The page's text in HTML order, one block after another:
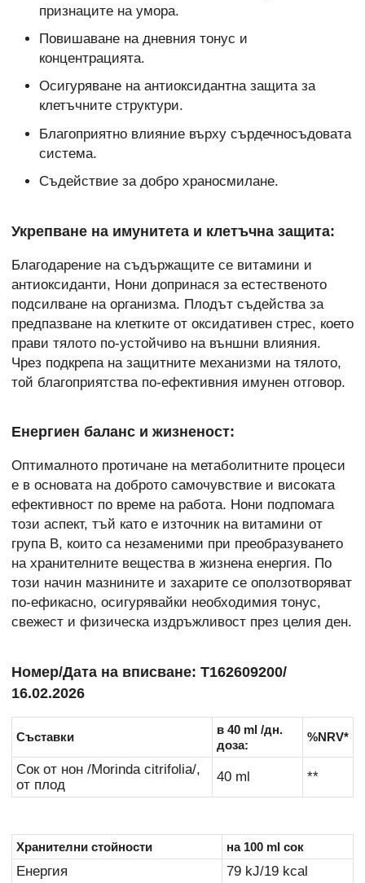
признаците на умора.
Повишаване на дневния тонус и
концентрацията.
Осигуряване на антиоксидантна защита за
клетъчните структури.
Благоприятно влияние върху сърдечносъдовата
система.
Съдействие за добро храносмилане.
Укрепване на имунитета и клетъчна защита:
Благодарение на съдържащите се витамини и
антиоксиданти, Нони допринася за естественото
подсилване на организма. Плодът съдейства за
предпазване на клетките от оксидативен стрес, което
прави тялото по-устойчиво на външни влияния.
Чрез подкрепа на защитните механизми на тялото,
той благоприятства по-ефективния имунен отговор.
Енергиен баланс и жизненост:
Оптималното протичане на метаболитните процеси
е в основата на доброто самочувствие и високата
ефективност по време на работа. Нони подпомага
този аспект, тъй като е източник на витамини от
група В, които са незаменими при преобразуването
на хранителните вещества в жизнена енергия. По
този начин мазнините и захарите се оползотворяват
по-ефикасно, осигурявайки необходимия тонус,
свежест и физическа издръжливост през целия ден.
Номер/Дата на вписване: Т162609200/
16.02.2026
Съставки
в 40 ml /дн.
доза:
%NRV*
Сок от нон /Morinda citrifolia/,
от плод
40 ml **
Хранителни стойности на 100 ml сок
Енергия 79 kJ/19 kcal